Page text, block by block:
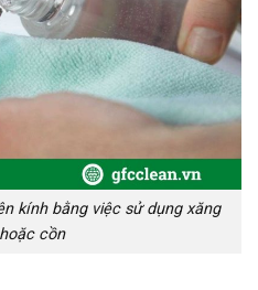
kính bằng việc sử dụng xăng
cồn